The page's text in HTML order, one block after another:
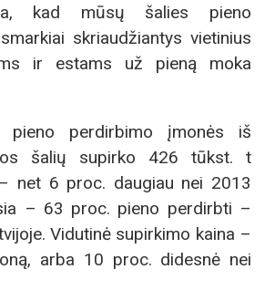
kad mūsų šalies pieno
skriaudžiantys vietinius
ir estams už pieną moka
pieno perdirbimo įmonės iš
šalių supirko 426 tūkst. t
net 6 proc. daugiau nei 2013
– 63 proc. pieno perdirbti –
Vidutinė supirkimo kaina –
arba 10 proc. didesnė nei